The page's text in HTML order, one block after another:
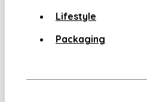
Lifestyle
Packaging